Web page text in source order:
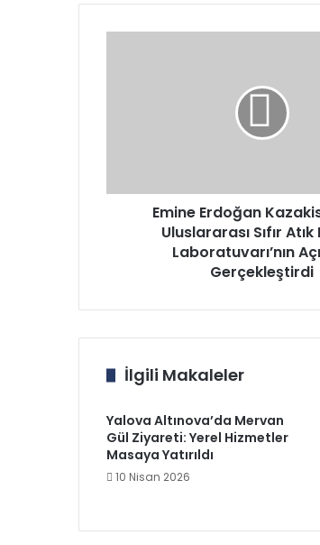
Açılışını
GerçekleştirdiEmine Erdoğan
Uluslararası Sıfır
Laboratuvarı’nın
Gerçekleştirdi
İlgili Makaleler
Yalova Altınova’da Mervan
Gül Ziyareti: Yerel Hizmetler
Masaya Yatırıldı
10 Nisan 2026